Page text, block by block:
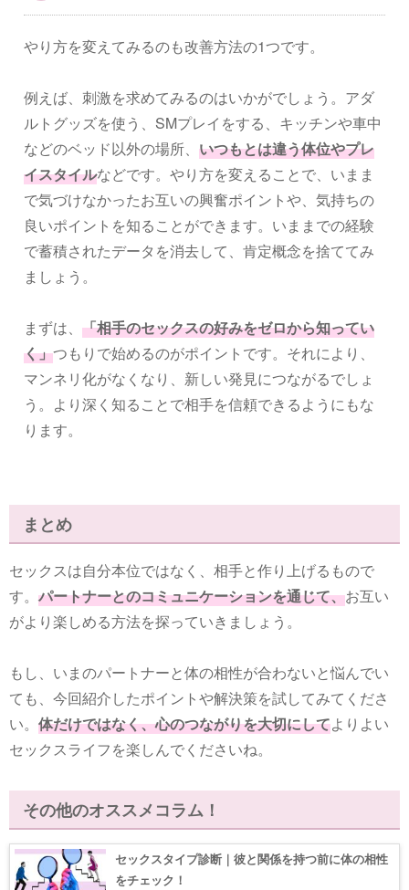
やり方を変えてみるのも改善方法の1つです。
例えば、刺激を求めてみるのはいかがでしょう。アダ
ルトグッズを使う、SMプレイをする、キッチンや車中
などのベッド以外の場所、 いつもとは違う体位やプレ
イスタイルなどです。やり方を変えることで、いまま
で気づけなかったお互いの興奮ポイントや、気持ちの
良いポイントを知ることができます。いままでの経験
で蓄積されたデータを消去して、肯定概念を捨ててみ
ましょう。
まずは、 「相手のセックスの好みをゼロから知ってい
く」つもりで始めるのがポイントです。それにより、
マンネリ化がなくなり、新しい発見につながるでしょ
う。より深く知ることで相手を信頼できるようにもな
ります。
まとめ
セックスは自分本位ではなく、相手と作り上げるもので
す。 パートナーとのコミュニケーションを通じて、お互い
がより楽しめる方法を探っていきましょう。
もし、いまのパートナーと体の相性が合わないと悩んでい
ても、今回紹介したポイントや解決策を試してみてくださ
い。 体だけではなく、心のつながりを大切にしてよりよい
セックスライフを楽しんでくださいね。
その他のオススメコラム！
セックスタイプ診断｜彼と関係を持つ前に体の相性
をチェック！